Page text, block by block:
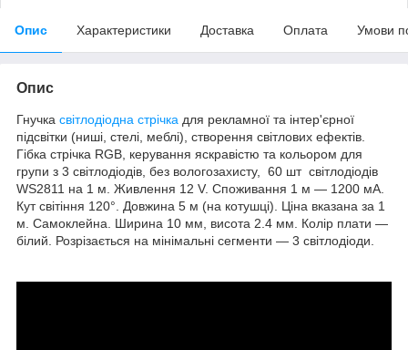
Опис Характеристики Доставка Оплата Умови
Опис
Гнучка світлодіодна стрічка для рекламної та інтер'єрної
підсвітки (ниші, стелі, меблі), створення світлових ефектів.
Гібка стрічка RGB, керування яскравістю та кольором для
групи з 3 світлодіодів, без вологозахисту, 60 шт світлодіодів
WS2811 на 1 м. Живлення 12 V. Споживання 1 м — 1200 мА.
Кут світіння 120°. Довжина 5 м (на котушці). Ціна вказана за 1
м. Самоклейна. Ширина 10 мм, висота 2.4 мм. Колір плати —
білий. Розрізається на мінімальні сегменти — 3 світлодіоди.